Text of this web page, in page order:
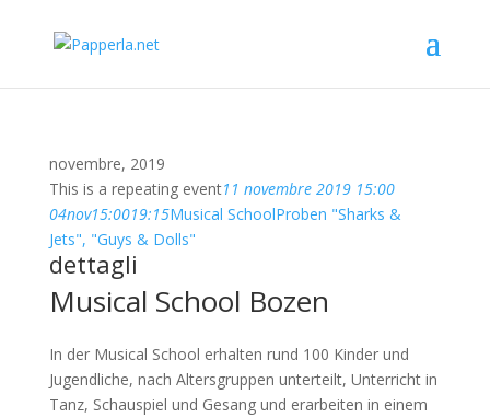
novembre, 2019
This is a repeating event11 novembre 2019 15:00
04nov15:0019:15Musical SchoolProben "Sharks &
Jets", "Guys & Dolls"
dettagli
Musical School Bozen
In der Musical School erhalten rund 100 Kinder und
Jugendliche, nach Altersgruppen unterteilt, Unterricht in
Tanz, Schauspiel und Gesang und erarbeiten in einem